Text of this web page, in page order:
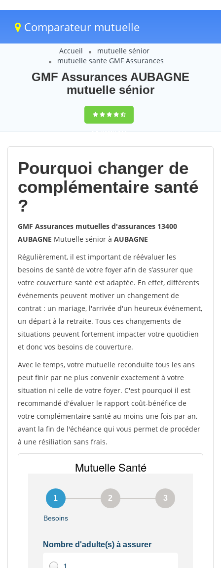
Comparateur mutuelle
Accueil
mutuelle sénior
mutuelle sante GMF Assurances
GMF Assurances AUBAGNE
mutuelle sénior
9,5(100%)214
Pourquoi changer de
complémentaire santé
?
GMF Assurances mutuelles d'assurances 13400
AUBAGNE Mutuelle sénior à AUBAGNE
Régulièrement, il est important de réévaluer les
besoins de santé de votre foyer afin de s’assurer que
votre couverture santé est adaptée. En effet, différents
événements peuvent motiver un changement de
contrat : un mariage, l'arrivée d'un heureux événement,
un départ à la retraite. Tous ces changements de
situations peuvent fortement impacter votre quotidien
et donc vos besoins de couverture.
Avec le temps, votre mutuelle reconduite tous les ans
peut finir par ne plus convenir exactement à votre
situation ni celle de votre foyer. C'est pourquoi il est
recommandé d'évaluer le rapport coût-bénéfice de
votre complémentaire santé au moins une fois par an,
avant la fin de l'échéance qui vous permet de procéder
à une résiliation sans frais.